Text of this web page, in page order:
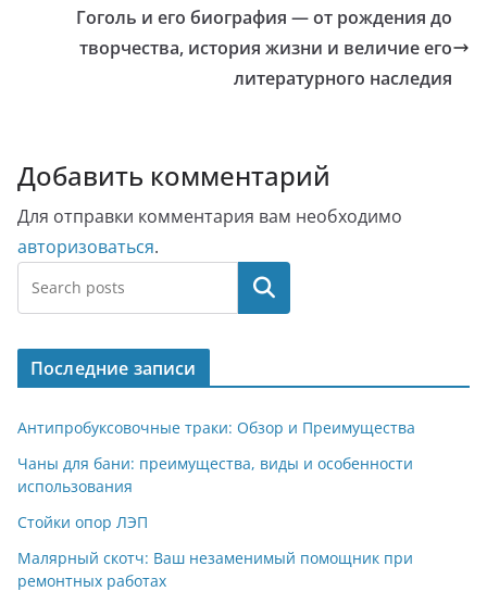
Гоголь и его биография — от рождения до
творчества, история жизни и величие его
литературного наследия
Добавить комментарий
Для отправки комментария вам необходимо
авторизоваться.
Поиск
Последние записи
Антипробуксовочные траки: Обзор и Преимущества
Чаны для бани: преимущества, виды и особенности
использования
Стойки опор ЛЭП
Малярный скотч: Ваш незаменимый помощник при
ремонтных работах